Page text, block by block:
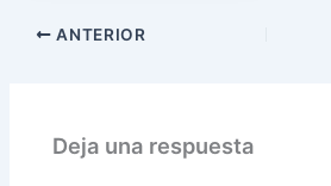
ANTERIOR
Deja una respuesta